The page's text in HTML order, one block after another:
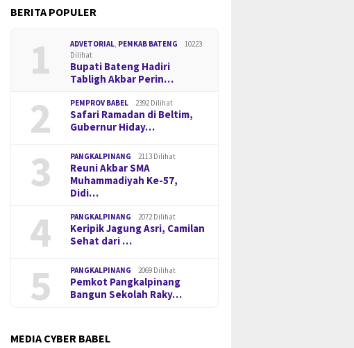
BERITA POPULER
1 ADVETORIAL, PEMKAB BATENG
10223
Dilihat
Bupati Bateng Hadiri
Tabligh Akbar Perin…
2 PEMPROV BABEL 2392 Dilihat
Safari Ramadan di Beltim,
Gubernur Hiday…
3 PANGKALPINANG 2113 Dilihat
Reuni Akbar SMA
Muhammadiyah Ke-57,
Didi…
4 PANGKALPINANG 2072 Dilihat
Keripik Jagung Asri, Camilan
Sehat dari …
5 PANGKALPINANG 2069 Dilihat
Pemkot Pangkalpinang
Bangun Sekolah Raky…
MEDIA CYBER BABEL